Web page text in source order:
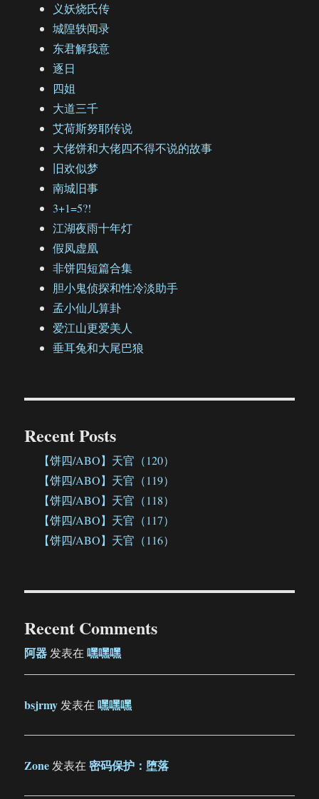
义妖烧氏传
城隍轶闻录
东君解我意
逐日
四姐
大道三千
艾荷斯努耶传说
大佬饼和大佬四不得不说的故事
旧欢似梦
南城旧事
3+1=5?!
江湖夜雨十年灯
假凤虚凰
非饼四短篇合集
胆小鬼侦探和性冷淡助手
孟小仙儿算卦
爱江山更爱美人
垂耳兔和大尾巴狼
Recent Posts
【饼四/ABO】天官（120）
【饼四/ABO】天官（119）
【饼四/ABO】天官（118）
【饼四/ABO】天官（117）
【饼四/ABO】天官（116）
Recent Comments
阿器发表在嘿嘿嘿
bsjrmy发表在嘿嘿嘿
Zone发表在密码保护：堕落